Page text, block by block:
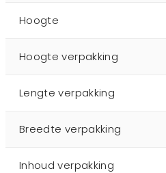
Hoogte
Hoogte verpakking
Lengte verpakking
Breedte verpakking
Inhoud verpakking